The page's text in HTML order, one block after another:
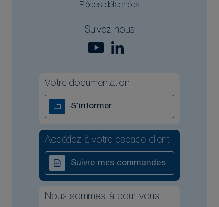
Pièces détachées
Suivez-nous
Votre documentation
S'informer
Accédez à votre espace client
Suivre mes commandes
Nous sommes là pour vous